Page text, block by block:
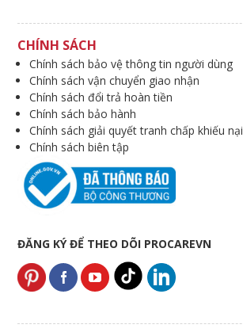
CHÍNH SÁCH
Chính sách bảo vệ thông tin người dùng
Chính sách vận chuyển giao nhận
Chính sách đổi trả hoàn tiền
Chính sách bảo hành
Chính sách giải quyết tranh chấp khiếu nại
Chính sách biên tập
ĐĂNG KÝ ĐỂ THEO DÕI PROCAREVN